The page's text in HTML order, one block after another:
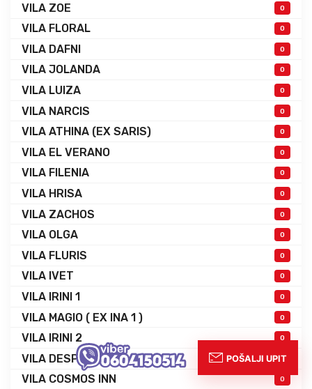
VILA ZOE 0
VILA FLORAL 0
VILA DAFNI 0
VILA JOLANDA 0
VILA LUIZA 0
VILA NARCIS 0
VILA ATHINA (EX SARIS) 0
VILA EL VERANO 0
VILA FILENIA 0
VILA HRISA 0
VILA ZACHOS 0
VILA OLGA 0
VILA FLURIS 0
VILA IVET 0
VILA IRINI 1 0
VILA MAGIO ( EX INA 1 ) 0
VILA IRINI 2 0
VILA DESPINA 0
VILA COSMOS INN 0